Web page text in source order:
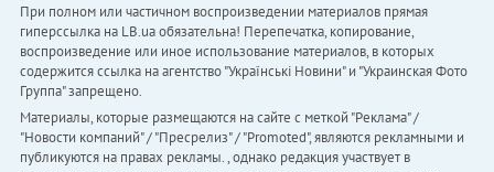
При полном или частичном воспроизведении материалов прямая
гиперссылка на LB.ua обязательна! Перепечатка, копирование,
воспроизведение или иное использование материалов, в которых
содержится ссылка на агентство "Українськi Новини" и "Украинская Фото
Группа" запрещено.
Материалы, которые размещаются на сайте с меткой "Реклама" /
"Новости компаний" / "Пресрелиз" / "Promoted", являются рекламными и
публикуются на правах рекламы. , однако редакция участвует в